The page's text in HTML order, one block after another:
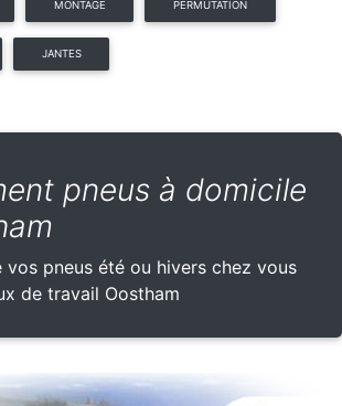
MONTAGE PERMUTATION
JANTES
pneus à domicile
vos pneus été ou hivers chez vous
de travail Oostham